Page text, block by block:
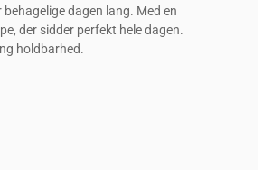
dagen lang. Med en
der sidder perfekt hele dagen.
holdbarhed.